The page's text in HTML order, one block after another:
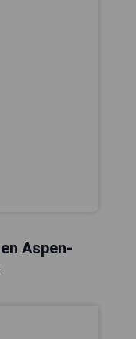
Aspen-